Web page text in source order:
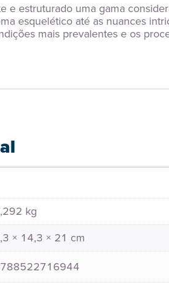
e estruturado uma gama
esquelético até as nuances
mais prevalentes e os
kg
× 14,3 × 21 cm